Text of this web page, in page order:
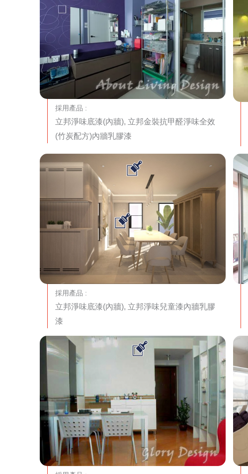
採用產品 :
立邦淨味底漆(內牆), 立邦金裝抗甲醛淨味全效
(竹炭配方)內牆乳膠漆
採用產品 :
立邦淨味底漆(內牆), 立邦淨味兒童漆內牆乳膠
漆